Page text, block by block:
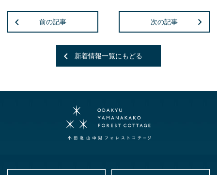
前の記事 次の記事
新着情報一覧にもどる